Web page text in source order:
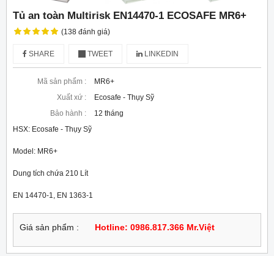
Tủ an toàn Multirisk EN14470-1 ECOSAFE MR6+
(138 đánh giá)
SHARE TWEET LINKEDIN
Mã sản phẩm :
MR6+
Xuất xứ :
Ecosafe - Thụy Sỹ
Bảo hành :
12 tháng
HSX: Ecosafe - Thụy Sỹ
Model: MR6+
Dung tích chứa 210 Lít
EN 14470-1, EN 1363-1
Giá sản phẩm : Hotline: 0986.817.366 Mr.Việt